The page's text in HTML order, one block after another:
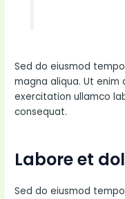
Sed do eiusmod
magna aliqua. Ut enim
exercitation ullamco
consequat.
Labore et
Sed do eiusmod